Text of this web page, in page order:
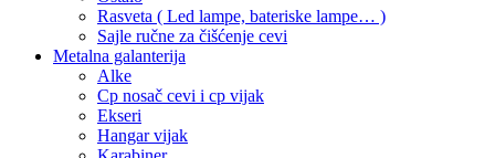
Rasveta ( Led lampe, bateriske lampe… )
Sajle ručne za čišćenje cevi
Metalna galanterija
Alke
Cp nosač cevi i cp vijak
Ekseri
Hangar vijak